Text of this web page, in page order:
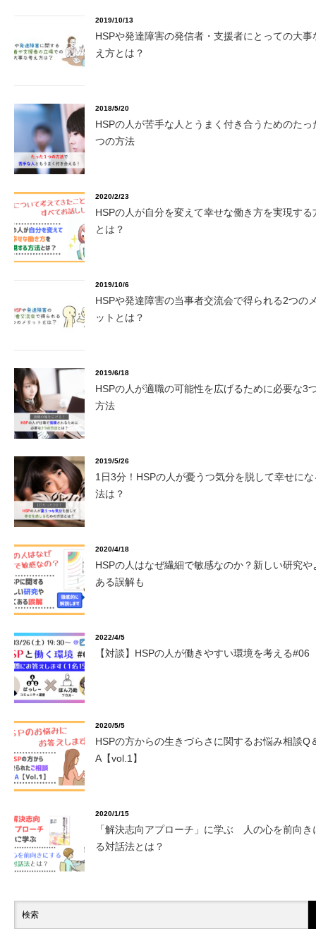
2019/10/13
HSPや発達障害の発信者・支援者にとっての大事
え方とは？
2018/5/20
HSPの人が苦手な人とうまく付き合うためのたっ
つの方法
2020/2/23
HSPの人が自分を変えて幸せな働き方を実現する
とは？
2019/10/6
HSPや発達障害の当事者交流会で得られる2つの
ットとは？
2019/6/18
HSPの人が適職の可能性を広げるために必要な3
方法
2019/5/26
1日3分！HSPの人が憂うつ気分を脱して幸せに
法は？
2020/4/18
HSPの人はなぜ繊細で敏感なのか？新しい研究や
ある誤解も
2022/4/5
【対談】HSPの人が働きやすい環境を考える#06
2020/5/5
HSPの方からの生きづらさに関するお悩み相談Q
A【vol.1】
2020/1/15
「解決志向アプローチ」に学ぶ 人の心を前向き
る対話法とは？